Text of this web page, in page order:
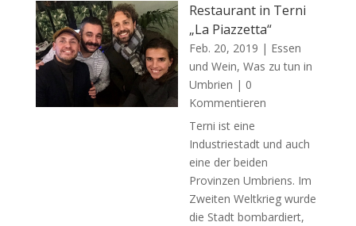
Restaurant in Terni
„La Piazzetta“
Feb. 20, 2019 | Essen
und Wein,Was zu tun in
Umbrien | 0
Kommentieren
Terni ist eine
Industriestadt und auch
eine der beiden
Provinzen Umbriens. Im
Zweiten Weltkrieg wurde
die Stadt bombardiert,